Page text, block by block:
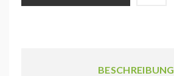
BESCHREIBUNG